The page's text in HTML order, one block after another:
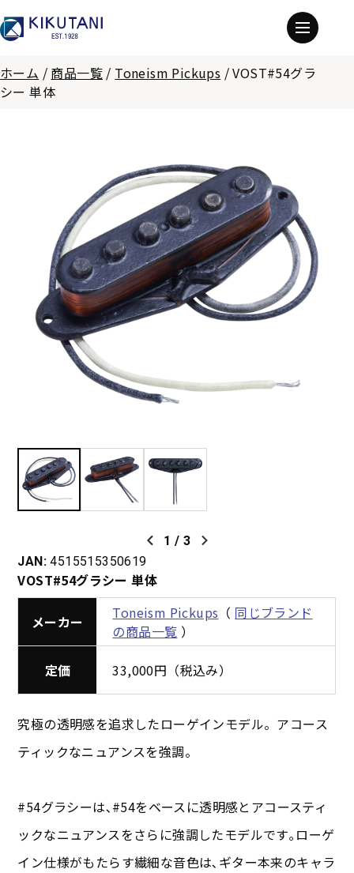
ホーム / 商品一覧 / Toneism Pickups /VOST#54グラ
シー 単体
1 / 3
JAN: 4515515350619
VOST#54グラシー 単体
メーカー Toneism Pickups （ 同じブランド
の商品一覧 ）
定価 33,000円（税込み）
究極の透明感を追求したローゲインモデル。アコース
ティックなニュアンスを強調。
#54グラシーは､#54をベースに透明感とアコースティ
ックなニュアンスをさらに強調したモデルです｡ローゲ
イン仕様がもたらす繊細な音色は､ギター本来のキャラ